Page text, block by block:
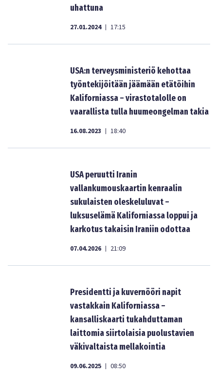
uhattuna
27.01.2024 | 17:15
USA:n terveysministeriö kehottaa
työntekijöitään jäämään etätöihin
Kaliforniassa – virastotalolle on
vaarallista tulla huumeongelman takia
16.08.2023 | 18:40
USA peruutti Iranin
vallankumouskaartin kenraalin
sukulaisten oleskeluluvat –
luksuselämä Kaliforniassa loppui ja
karkotus takaisin Iraniin odottaa
07.04.2026 | 21:09
Presidentti ja kuvernööri napit
vastakkain Kaliforniassa –
kansalliskaarti tukahduttaman
laittomia siirtolaisia puolustavien
väkivaltaista mellakointia
09.06.2025 | 08:50